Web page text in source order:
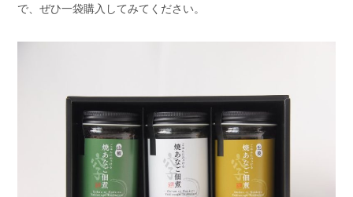
で、ぜひ一袋購入してみてください。